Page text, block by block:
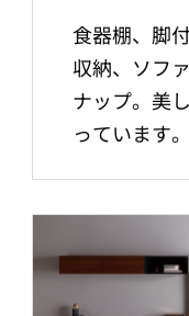
食器棚、脚
収納、ソフ
ナップ。美
っています。